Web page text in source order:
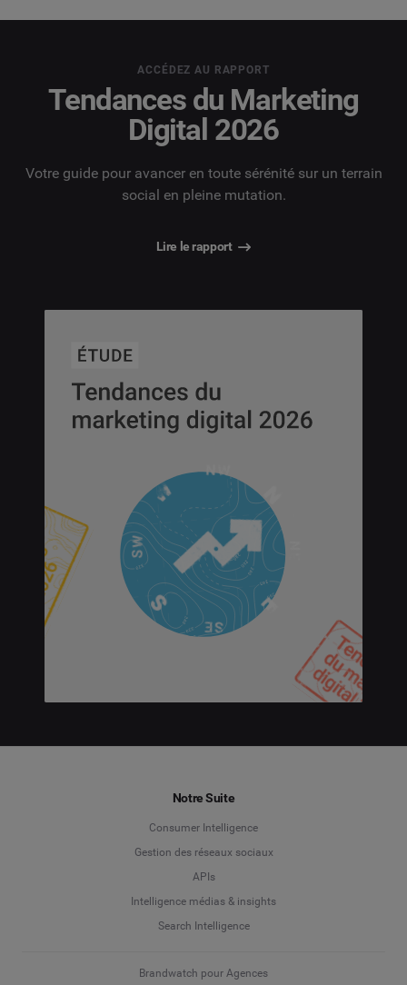
ACCÉDEZ AU RAPPORT
Tendances du Marketing
Digital 2026
Votre guide pour avancer en toute sérénité sur un terrain
social en pleine mutation.
Lire le rapport
Notre Suite
Consumer Intelligence
Gestion des réseaux sociaux
APIs
Intelligence médias & insights
Search Intelligence
Brandwatch pour Agences